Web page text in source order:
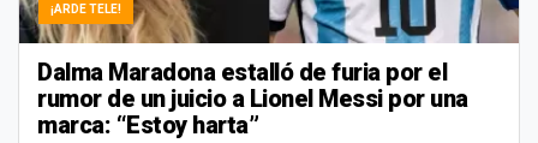
¡ARDE TELE!
Dalma Maradona estalló de furia por el
rumor de un juicio a Lionel Messi por una
marca: “Estoy harta”